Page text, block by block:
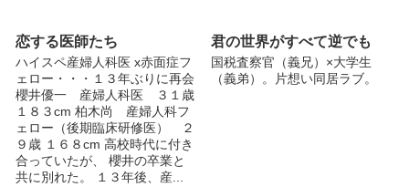
画を制作いたしました。なかな
かの出来ですので、よろしけれ
ばご覧ください！
ぜひフォローお願いします。
作者としての個人的な彼らのイ
メージ像やら書いていくつもり
です。よろしくお願いします^^
恋する医師たち
ハイスペ産婦人科医 x赤面症フ
ェロー・・・１３年ぶりに再会
櫻井優一 産婦人科医 ３１歳
１８３cm 柏木尚 産婦人科フ
ェロー（後期臨床研修医） ２
９歳 １６８cm 高校時代に付き
合っていたが、 櫻井の卒業と
共に別れた。 １３年後、産...
君の世界がすべて逆でも
国税査察官（義兄）×大学生
（義弟）。片想い同居ラブ。